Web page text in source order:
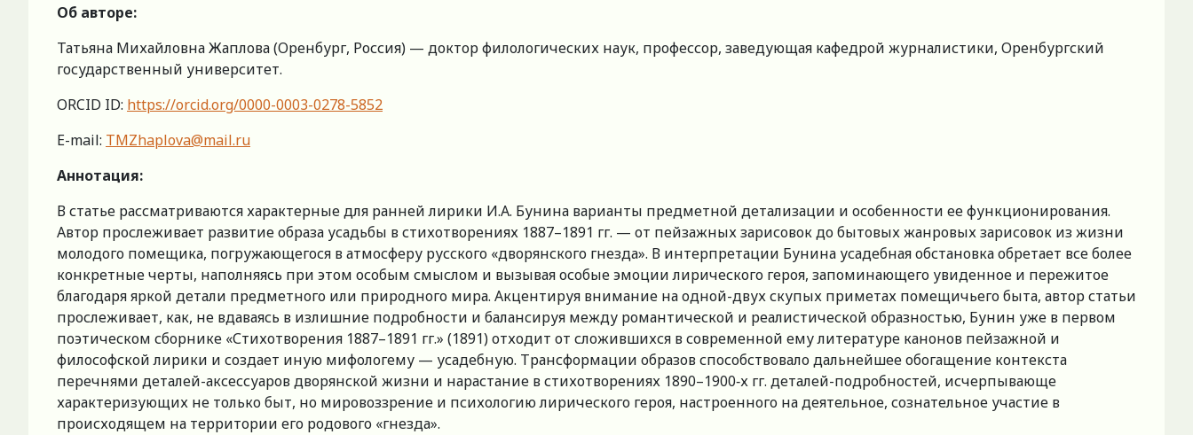
Об авторе:
Татьяна Михайловна Жаплова (Оренбург, Россия) — доктор филологических наук, профессор, заведующая кафедрой журналистики, Оренбургский
государственный университет.
ORCID ID: https://orcid.org/0000-0003-0278-5852
E-mail: TMZhaplova@mail.ru
Аннотация:
В статье рассматриваются характерные для ранней лирики И.А. Бунина варианты предметной детализации и особенности ее функционирования.
Автор прослеживает развитие образа усадьбы в стихотворениях 1887–1891 гг. — от пейзажных зарисовок до бытовых жанровых зарисовок из жизни
молодого помещика, погружающегося в атмосферу русского «дворянского гнезда». В интерпретации Бунина усадебная обстановка обретает все более
конкретные черты, наполняясь при этом особым смыслом и вызывая особые эмоции лирического героя, запоминающего увиденное и пережитое
благодаря яркой детали предметного или природного мира. Акцентируя внимание на одной-двух скупых приметах помещичьего быта, автор статьи
прослеживает, как, не вдаваясь в излишние подробности и балансируя между романтической и реалистической образностью, Бунин уже в первом
поэтическом сборнике «Стихотворения 1887–1891 гг.» (1891) отходит от сложившихся в современной ему литературе канонов пейзажной и
философской лирики и создает иную мифологему — усадебную. Трансформации образов способствовало дальнейшее обогащение контекста
перечнями деталей-аксессуаров дворянской жизни и нарастание в стихотворениях 1890–1900‑х гг. деталей-подробностей, исчерпывающе
характеризующих не только быт, но мировоззрение и психологию лирического героя, настроенного на деятельное, сознательное участие в
происходящем на территории его родового «гнезда».